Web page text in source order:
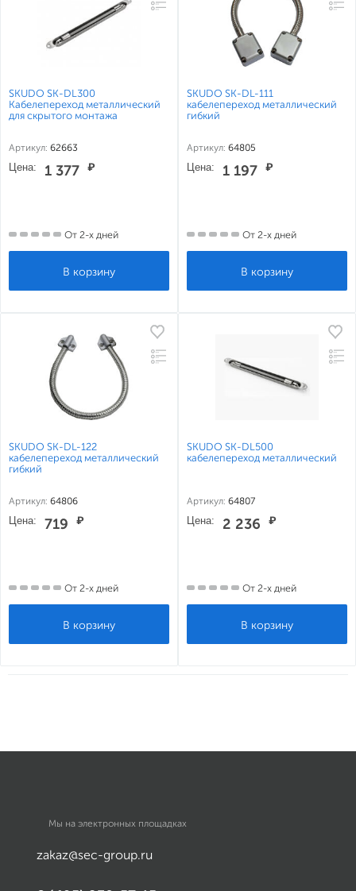
SKUDO SK-DL300
Кабелепереход металлический
для скрытого монтажа
Артикул: 62663
Цена: 1 377 ₽
От 2-х дней
SKUDO SK-DL-111
кабелепереход металлический
гибкий
Артикул: 64805
Цена: 1 197 ₽
От 2-х дней
SKUDO SK-DL-122
кабелепереход металлический
гибкий
Артикул: 64806
Цена: 719 ₽
От 2-х дней
SKUDO SK-DL500
кабелепереход металлический
Артикул: 64807
Цена: 2 236 ₽
От 2-х дней
Мы на электронных площадках
zakaz@sec-group.ru